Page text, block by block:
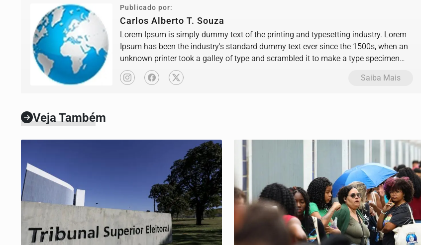
Publicado por:
Carlos Alberto T. Souza
Lorem Ipsum is simply dummy text of the printing and typesetting industry. Lorem
Ipsum has been the industry's standard dummy text ever since the 1500s, when an
unknown printer took a galley of type and scrambled it to make a type specimen
book.
Saiba Mais
Veja Também